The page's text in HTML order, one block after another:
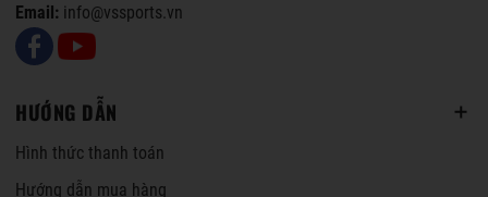
Email: info@vssports.vn
HƯỚNG DẪN
Hình thức thanh toán
Hướng dẫn mua hàng